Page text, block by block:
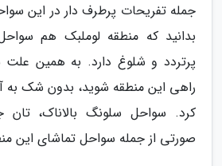
جمله تفریحات پرطرف دار در این
بدانید که منطقه لوملبک هم
پرتردد و شلوغ دارد. به همین
راهی این منطقه شوید، بدون شک به
کرد. سواحل سلونگ بالاناک،
صورتی از جمله سواحل تماشای این